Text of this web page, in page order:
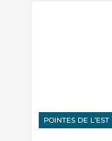
POINTES DE L’EST